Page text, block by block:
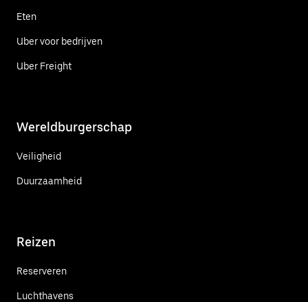
Eten
Uber voor bedrijven
Uber Freight
Wereldburgerschap
Veiligheid
Duurzaamheid
Reizen
Reserveren
Luchthavens